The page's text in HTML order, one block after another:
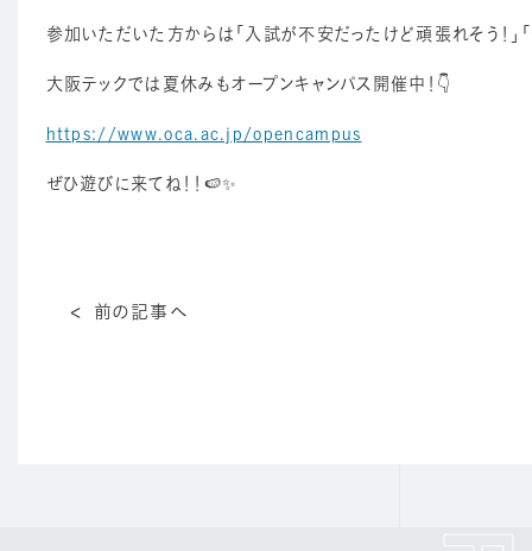
参加いただいた方からは「入試が不安だったけど頑張れそう！
大阪テックでは夏休みもオープンキャンパス開催中！👇
https://www.oca.ac.jp/opencampus
ぜひ遊びに来てね！！🍉✨
前の記事へ